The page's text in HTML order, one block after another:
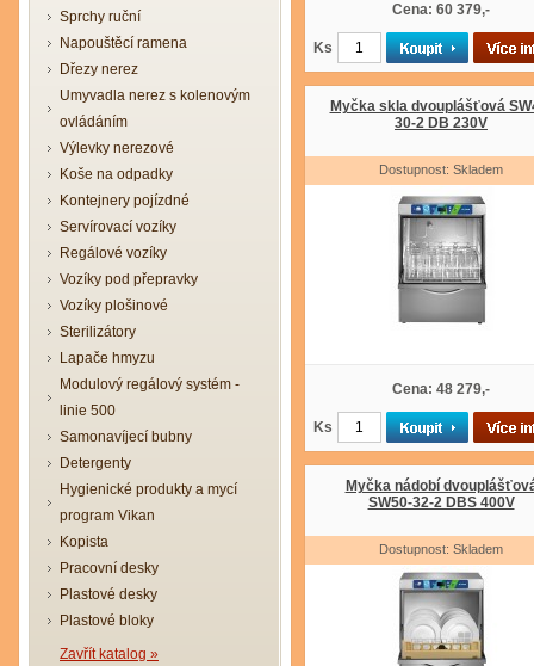
Sprchy ruční
Napouštěcí ramena
Dřezy nerez
Umyvadla nerez s kolenovým
ovládáním
Výlevky nerezové
Koše na odpadky
Kontejnery pojízdné
Servírovací vozíky
Regálové vozíky
Vozíky pod přepravky
Vozíky plošinové
Sterilizátory
Lapače hmyzu
Modulový regálový systém -
linie 500
Samonavíjecí bubny
Detergenty
Hygienické produkty a mycí
program Vikan
Kopista
Pracovní desky
Plastové desky
Plastové bloky
Zavřít katalog »
Cena: 60 379,-
Ks
Myčka skla dvouplášťová
30-2 DB 230V
Dostupnost: Skladem
Cena: 48 279,-
Ks
Myčka nádobí
SW50-32-2 DBS 400V
Dostupnost: Skladem